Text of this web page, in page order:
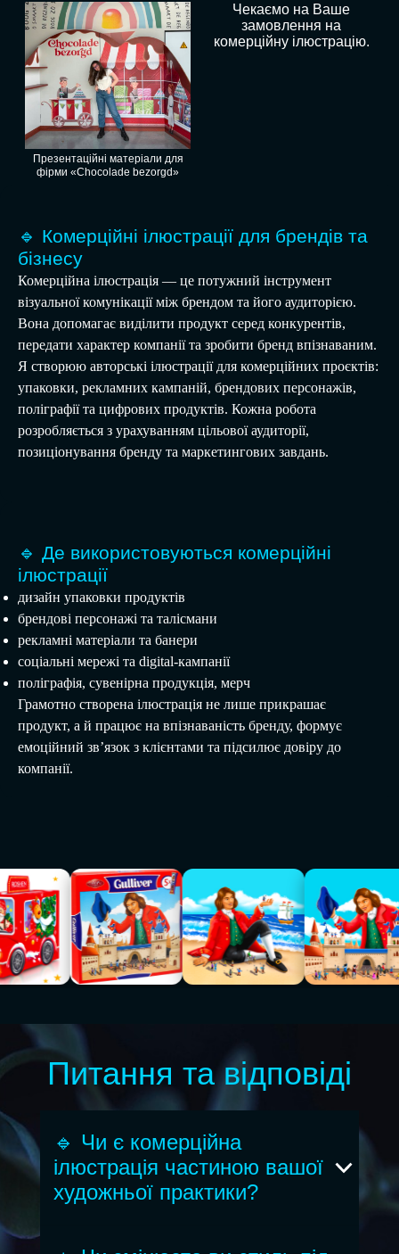
Презентаційні матеріали для
фірми «Chocolade bezorgd»
Чекаємо на Ваше
замовлення на
комерційну ілюстрацію.
🔹 Комерційні ілюстрації для брендів та
бізнесу
Комерційна ілюстрація — це потужний інструмент
візуальної комунікації між брендом та його аудиторією.
Вона допомагає виділити продукт серед конкурентів,
передати характер компанії та зробити бренд впізнаваним.
Я створюю авторські ілюстрації для комерційних проєктів:
упаковки, рекламних кампаній, брендових персонажів,
поліграфії та цифрових продуктів. Кожна робота
розробляється з урахуванням цільової аудиторії,
позиціонування бренду та маркетингових завдань.
🔹 Де використовуються комерційні
ілюстрації
дизайн упаковки продуктів
брендові персонажі та талісмани
рекламні матеріали та банери
соціальні мережі та digital-кампанії
поліграфія, сувенірна продукція, мерч
Грамотно створена ілюстрація не лише прикрашає
продукт, а й працює на впізнаваність бренду, формує
емоційний зв’язок з клієнтами та підсилює довіру до
компанії.
Питання та відповіді
🔹 Чи є комерційна
ілюстрація частиною вашої
художньої практики?
продовження авторської роботи, адаптоване